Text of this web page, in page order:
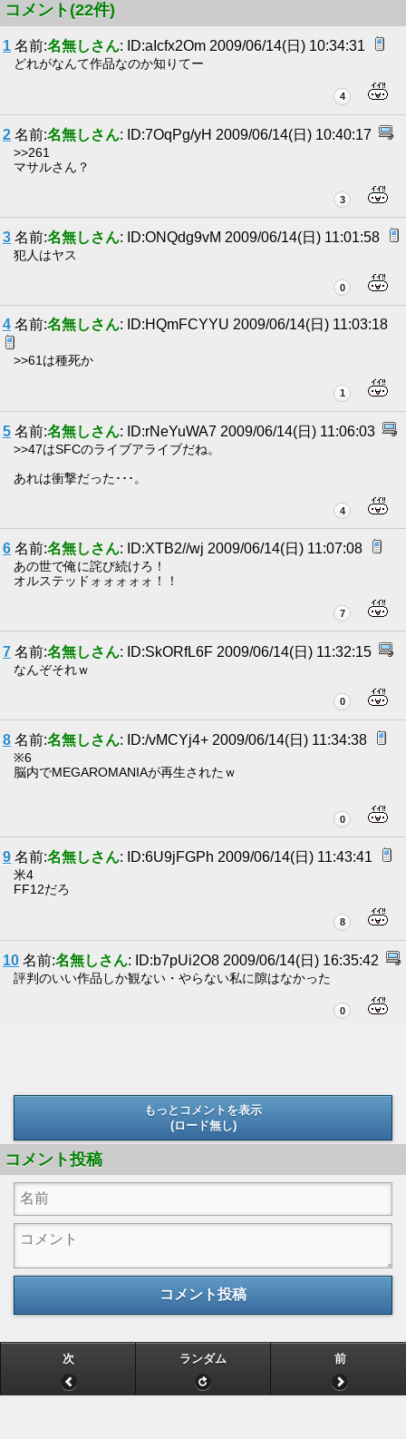
コメント(22件)
1 名前:名無しさん: ID:aIcfx2Om 2009/06/14(日) 10:34:31
どれがなんて作品なのか知りてー
4
2 名前:名無しさん: ID:7OqPg/yH 2009/06/14(日) 10:40:17
>>261
マサルさん？
3
3 名前:名無しさん: ID:ONQdg9vM 2009/06/14(日) 11:01:58
犯人はヤス
0
4 名前:名無しさん: ID:HQmFCYYU 2009/06/14(日) 11:03:18
>>61は種死か
1
5 名前:名無しさん: ID:rNeYuWA7 2009/06/14(日) 11:06:03
>>47はSFCのライブアライブだね。
あれは衝撃だった･･･。
4
6 名前:名無しさん: ID:XTB2//wj 2009/06/14(日) 11:07:08
あの世で俺に詫び続けろ！
オルステッドォォォォォ！！
7
7 名前:名無しさん: ID:SkORfL6F 2009/06/14(日) 11:32:15
なんぞそれｗ
0
8 名前:名無しさん: ID:/vMCYj4+ 2009/06/14(日) 11:34:38
※6
脳内でMEGAROMANIAが再生されたｗ
0
9 名前:名無しさん: ID:6U9jFGPh 2009/06/14(日) 11:43:41
米4
FF12だろ
8
10 名前:名無しさん: ID:b7pUi2O8 2009/06/14(日) 16:35:42
評判のいい作品しか観ない・やらない私に隙はなかった
0
もっとコメントを表示
(ロード無し)
コメント投稿
コメント投稿
次 ランダム 前